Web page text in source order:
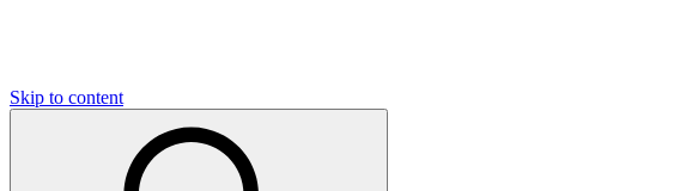
Skip to content